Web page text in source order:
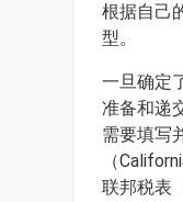
根据自己
型。
一旦确定
准备和递
需要填写
（
联邦税表